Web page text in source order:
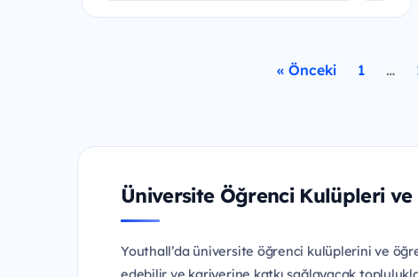
« Önceki 1 …
Üniversite Öğrenci Kulüpleri ve
Youthall’da üniversite öğrenci kulüplerini ve